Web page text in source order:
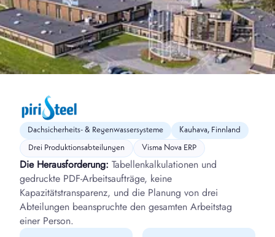
Dachsicherheits- & Regenwassersysteme Kauhava, Finnland
Drei Produktionsabteilungen Visma Nova ERP
Die Herausforderung: Tabellenkalkulationen und
gedruckte PDF-Arbeitsaufträge, keine
Kapazitätstransparenz, und die Planung von drei
Abteilungen beanspruchte den gesamten Arbeitstag
einer Person.